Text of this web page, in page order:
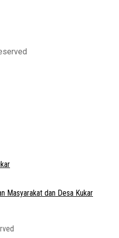
Masyarakat dan Desa Kukar